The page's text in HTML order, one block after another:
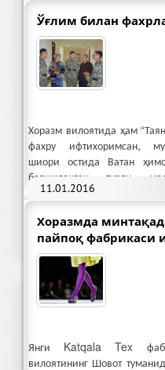
Ўғлим билан
11.01.2016
Хоразм вилоятида ҳам
фахру ифтихоримсан,
шиори остида Ватан
бағишланган турли
тадбирлар, учрашувлар
Хоразмда
пайпоқ фабрикаси
Янги Katqala Tex
вилоятининг Шовот